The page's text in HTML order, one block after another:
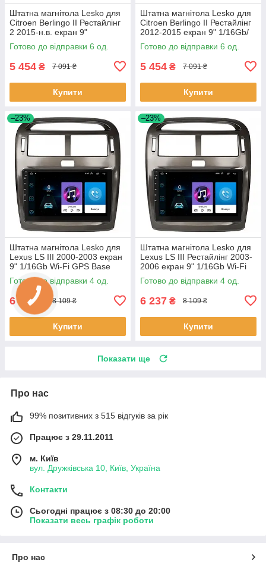
Штатна магнітола Lesko для
Citroen Berlingo II Рестайлінг
2 2015-н.в. екран 9"
1/16Gb/Wi-Fi GPS Optima 6шт
Готово до відправки 6 од.
5 454 ₴ 7 091 ₴
Купити
Штатна магнітола Lesko для
Citroen Berlingo II Рестайлінг
2012-2015 екран 9" 1/16Gb/
Wi-Fi GPS Optima 6шт
Готово до відправки 6 од.
5 454 ₴ 7 091 ₴
Купити
–23%
Штатна магнітола Lesko для
Lexus LS III 2000-2003 екран
9" 1/16Gb Wi-Fi GPS Base
Лексус 4 шт.
Готово до відправки 4 од.
6 237₴ 8 109 ₴
Купити
–23%
Штатна магнітола Lesko для
Lexus LS III Рестайлінг 2003-
2006 екран 9" 1/16Gb Wi-Fi
GPS Base 4 шт.
Готово до відправки 4 од.
6 237 ₴ 8 109 ₴
Купити
Показати ще
Про нас
99% позитивних з 515 відгуків за рік
Працює з 29.11.2011
м. Київ
вул. Дружківська 10, Київ, Україна
Контакти
Сьогодні працює з 08:30 до 20:00
Показати весь графік роботи
Про нас